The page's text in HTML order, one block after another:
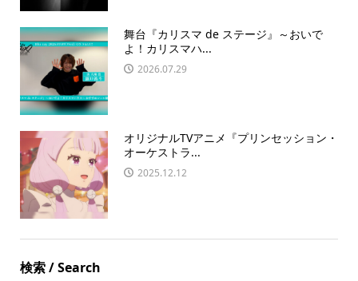
舞台『カリスマ de ステージ』～おいで
よ！カリスマハ...
2026.07.29
オリジナルTVアニメ『プリンセッション・
オーケストラ...
2025.12.12
検索 / Search